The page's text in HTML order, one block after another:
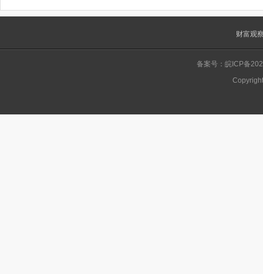
财富观
备案号：皖ICP备